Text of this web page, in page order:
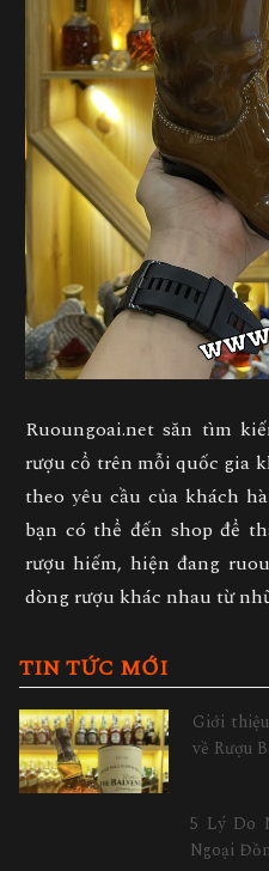
Ruoungoai.net săn tìm
rượu cổ trên mỗi quốc gia
theo yêu cầu của khách
bạn có thể đến shop để
rượu hiếm, hiện đang
dòng rượu khác nhau từ
TIN TỨC MỚI
Giới
về Rượu
5 Lý Do
Ngoại